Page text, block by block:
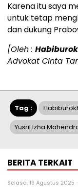
Karena itu saya
untuk tetap
dan dukung
[Oleh :
Advokat Cinta
Tag :
Yusril Izha
BERITA TERKAIT
Selasa, 19 Agustus 2025 -